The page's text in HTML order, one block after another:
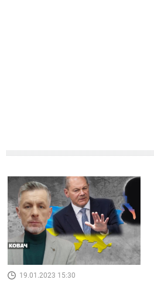
19.01.2023 15:30